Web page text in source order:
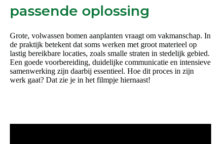
passende oplossing
Grote, volwassen bomen aanplanten vraagt om vakmanschap. In
de praktijk betekent dat soms werken met groot materieel op
lastig bereikbare locaties, zoals smalle straten in stedelijk gebied.
Een goede voorbereiding, duidelijke communicatie en intensieve
samenwerking zijn daarbij essentieel. Hoe dit proces in zijn
werk gaat? Dat zie je in het filmpje hiernaast!